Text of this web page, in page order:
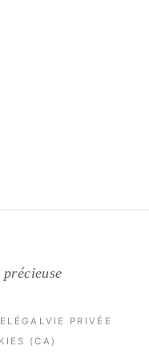
LÉGAL VIE PRIVÉE
(CA)